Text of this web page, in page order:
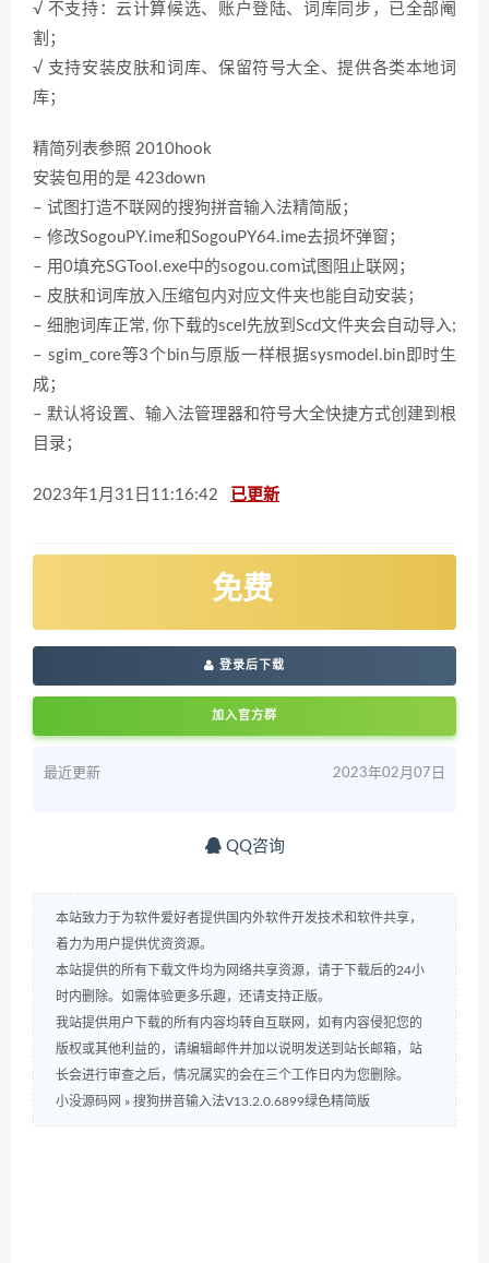
√ 不支持：云计算候选、账户登陆、词库同步，已全部阉
割；
√ 支持安装皮肤和词库、保留符号大全、提供各类本地词
库；
精简列表参照 2010hook
安装包用的是 423down
– 试图打造不联网的搜狗拼音输入法精简版；
– 修改SogouPY.ime和SogouPY64.ime去损坏弹窗；
– 用0填充SGTool.exe中的sogou.com试图阻止联网；
– 皮肤和词库放入压缩包内对应文件夹也能自动安装；
– 细胞词库正常, 你下载的scel先放到Scd文件夹会自动导入;
– sgim_core等3个bin与原版一样根据sysmodel.bin即时生
成；
– 默认将设置、输入法管理器和符号大全快捷方式创建到根
目录；
2023年1月31日11:16:42 已更新
免费
登录后下载
加入官方群
最近更新 2023年02月07日
QQ咨询
本站致力于为软件爱好者提供国内外软件开发技术和软件共享，
着力为用户提供优资资源。
本站提供的所有下载文件均为网络共享资源，请于下载后的24小
时内删除。如需体验更多乐趣，还请支持正版。
我站提供用户下载的所有内容均转自互联网，如有内容侵犯您的
版权或其他利益的，请编辑邮件并加以说明发送到站长邮箱，站
长会进行审查之后，情况属实的会在三个工作日内为您删除。
小没源码网 » 搜狗拼音输入法V13.2.0.6899绿色精简版